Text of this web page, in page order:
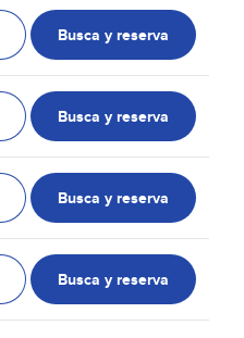
Busca y reserva
Busca y reserva
Busca y reserva
Busca y reserva